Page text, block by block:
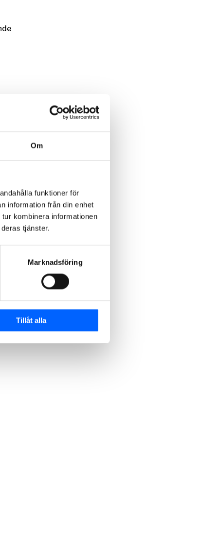
Om
funktioner för
information från din enhet
kombinera informationen
tjänster.
Marknadsföring
Tillåt alla